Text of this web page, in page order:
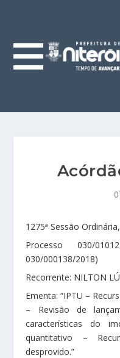
1275ª Sessão
Processo 030/
030/000138/2018)
Recorrente: NILTON
Ementa: “IPTU –
– Revisão de
características do
quantitativo –
desprovido.”